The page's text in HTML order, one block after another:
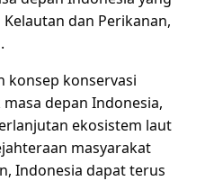
dan Perikanan,
konsep konservasi
depan Indonesia,
ekosistem laut
masyarakat
Indonesia dapat terus